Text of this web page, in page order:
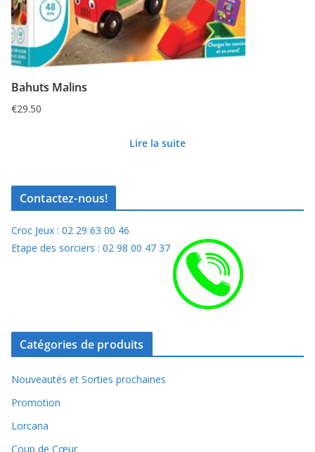
Bahuts Malins
€29.50
Lire la suite
Contactez-nous!
Croc Jeux : 02 29 63 00 46
Etape des sorciers : 02 98 00 47 37
Catégories de produits
Nouveautés et Sorties prochaines
Promotion
Lorcana
Coup de Cœur